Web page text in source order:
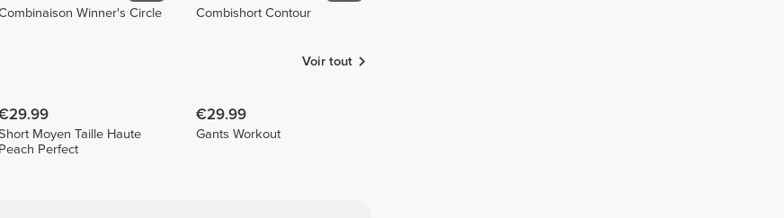
Winner's Circle Combishort Contour
Voir tout
Moyen Taille Haute
Peach Perfect
€29.99
Gants Workout